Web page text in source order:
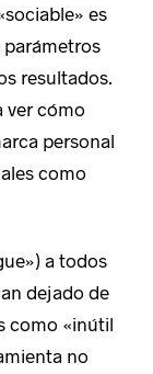
es
parámetros
resultados.
ver cómo
personal
como
a todos
dejado de
como «inútil
no